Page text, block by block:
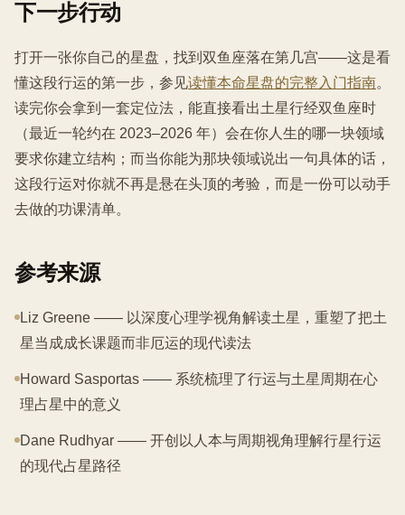
下一步行动
打开一张你自己的星盘，找到双鱼座落在第几宫——这是看
懂这段行运的第一步，参见读懂本命星盘的完整入门指南。
读完你会拿到一套定位法，能直接看出土星行经双鱼座时
（最近一轮约在 2023–2026 年）会在你人生的哪一块领域
要求你建立结构；而当你能为那块领域说出一句具体的话，
这段行运对你就不再是悬在头顶的考验，而是一份可以动手
去做的功课清单。
参考来源
Liz Greene —— 以深度心理学视角解读土星，重塑了把土
星当成成长课题而非厄运的现代读法
Howard Sasportas —— 系统梳理了行运与土星周期在心
理占星中的意义
Dane Rudhyar —— 开创以人本与周期视角理解行星行运
的现代占星路径